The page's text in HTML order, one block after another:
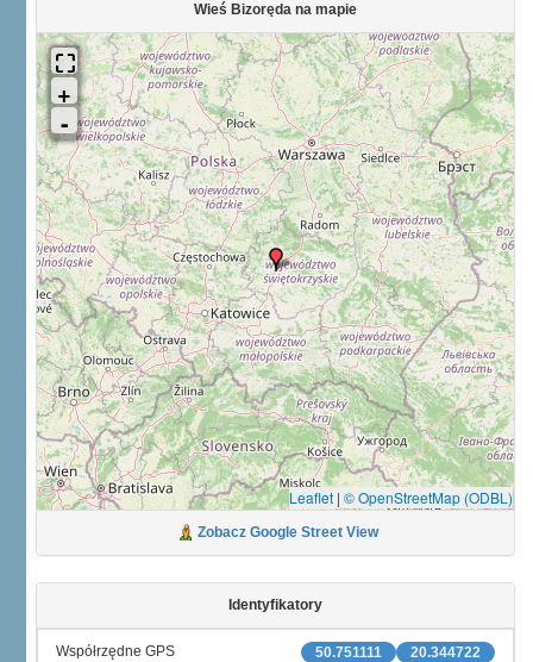
Wieś Bizoręda na mapie
Leaflet | © OpenStreetMap (ODBL)
Zobacz Google Street View
Identyfikatory
20.344722
50.751111
Współrzędne GPS